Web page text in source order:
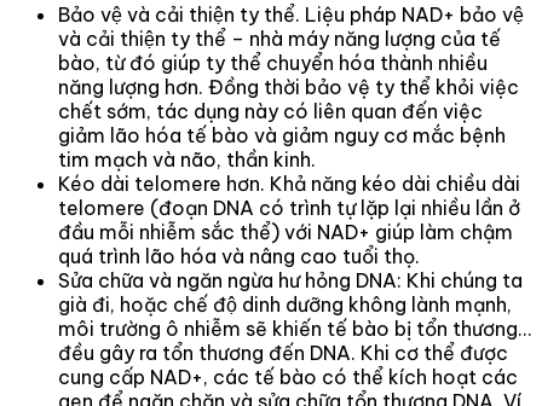
Bảo vệ và cải thiện ty thể. Liệu pháp NAD+ bảo vệ
và cải thiện ty thể – nhà máy năng lượng của tế
bào, từ đó giúp ty thể chuyển hóa thành nhiều
năng lượng hơn. Đồng thời bảo vệ ty thể khỏi việc
chết sớm, tác dụng này có liên quan đến việc
giảm lão hóa tế bào và giảm nguy cơ mắc bệnh
tim mạch và não, thần kinh.
Kéo dài telomere hơn. Khả năng kéo dài chiều dài
telomere (đoạn DNA có trình tự lặp lại nhiều lần ở
đầu mỗi nhiễm sắc thể) với NAD+ giúp làm chậm
quá trình lão hóa và nâng cao tuổi thọ.
Sửa chữa và ngăn ngừa hư hỏng DNA: Khi chúng ta
già đi, hoặc chế độ dinh dưỡng không lành mạnh,
môi trường ô nhiễm sẽ khiến tế bào bị tổn thương…
đều gây ra tổn thương đến DNA. Khi cơ thể được
cung cấp NAD+, các tế bào có thể kích hoạt các
gen để ngăn chặn và sửa chữa tổn thương DNA. Ví